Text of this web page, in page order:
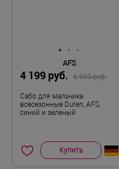
AFS
4 199 руб. 6 999 руб.
Сабо для мальчика
всесезонные Duren, AFS,
синий и зеленый
Купить